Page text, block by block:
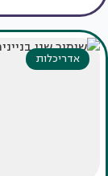
אדריכלות